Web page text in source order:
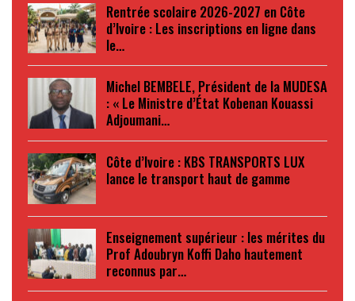
Rentrée scolaire 2026-2027 en Côte
d’Ivoire : Les inscriptions en ligne dans
le…
Michel BEMBELE, Président de la MUDESA
: « Le Ministre d’État Kobenan Kouassi
Adjoumani…
Côte d’Ivoire : KBS TRANSPORTS LUX
lance le transport haut de gamme
Enseignement supérieur : les mérites du
Prof Adoubryn Koffi Daho hautement
reconnus par…